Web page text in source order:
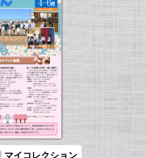
マイコレクション